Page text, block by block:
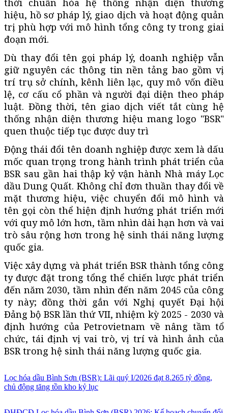
thời chuẩn hóa hệ thống nhận diện thương
hiệu, hồ sơ pháp lý, giao dịch và hoạt động quản
trị phù hợp với mô hình tổng công ty trong giai
đoạn mới.
Dù thay đổi tên gọi pháp lý, doanh nghiệp vẫn
giữ nguyên các thông tin nền tảng bao gồm vị
trí trụ sở chính, kênh liên lạc, quy mô vốn điều
lệ, cơ cấu cổ phần và người đại diện theo pháp
luật. Đồng thời, tên giao dịch viết tắt cùng hệ
thống nhận diện thương hiệu mang logo "BSR"
quen thuộc tiếp tục được duy trì
Động thái đổi tên doanh nghiệp được xem là dấu
mốc quan trọng trong hành trình phát triển của
BSR sau gần hai thập kỷ vận hành Nhà máy Lọc
dầu Dung Quất. Không chỉ đơn thuần thay đổi về
mặt thương hiệu, việc chuyển đổi mô hình và
tên gọi còn thể hiện định hướng phát triển mới
với quy mô lớn hơn, tầm nhìn dài hạn hơn và vai
trò sâu rộng hơn trong hệ sinh thái năng lượng
quốc gia.
Việc xây dựng và phát triển BSR thành tổng công
ty được đặt trong tổng thể chiến lược phát triển
đến năm 2030, tầm nhìn đến năm 2045 của công
ty này; đồng thời gắn với Nghị quyết Đại hội
Đảng bộ BSR lần thứ VII, nhiệm kỳ 2025 - 2030 và
định hướng của Petrovietnam về nâng tầm tổ
chức, tái định vị vai trò, vị trí và hình ảnh của
BSR trong hệ sinh thái năng lượng quốc gia.
Lọc hóa dầu Bình Sơn (BSR): Lãi quý I/2026 đạt 8.265 tỷ đồng,
chủ động tăng tồn kho kỷ lục